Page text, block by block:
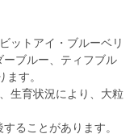
ットアイ・ブルーベリ
ブルー、ティフブル
す。
生育状況により、大粒
ることがあります。